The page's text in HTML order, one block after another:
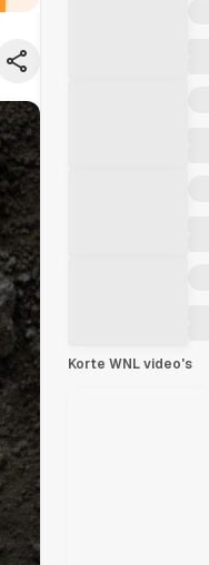
Korte WNL video's